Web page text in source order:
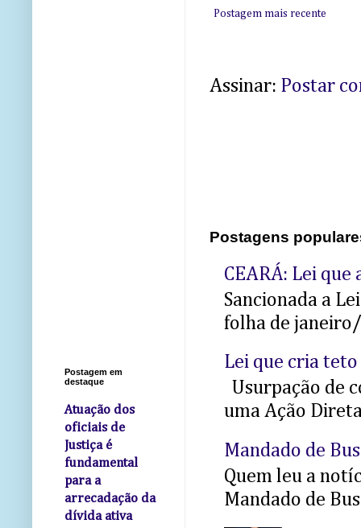
Postagem mais recente
Assinar: Postar
Postagens
CEARÁ: Lei
Sancionada a
folha de
Lei que cria
Usurpação de
uma Ação
Mandado de
Quem leu a
Mandado de
Postagem em
destaque
Atuação dos
oficiais de
Justiça é
fundamental
para a
arrecadação da
dívida ativa